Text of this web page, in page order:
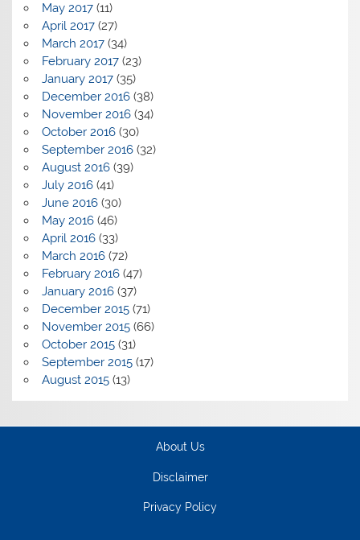
May 2017(11)
April 2017(27)
March 2017(34)
February 2017(23)
January 2017(35)
December 2016(38)
November 2016(34)
October 2016(30)
September 2016(32)
August 2016(39)
July 2016(41)
June 2016(30)
May 2016(46)
April 2016(33)
March 2016(72)
February 2016(47)
January 2016(37)
December 2015(71)
November 2015(66)
October 2015(31)
September 2015(17)
August 2015(13)
About Us
Disclaimer
Privacy Policy